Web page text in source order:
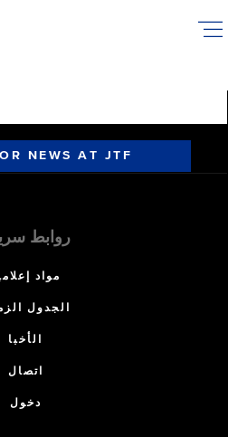
NEWS AT JTF
روابط
مواد
الجدول
الأخبا
اتصال
دخول